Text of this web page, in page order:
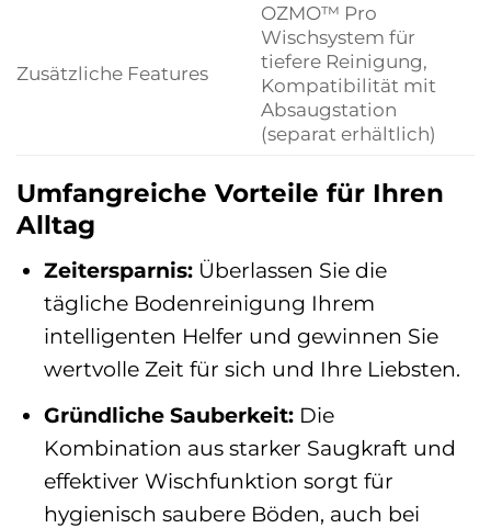
Zusätzliche Features
OZMO™ Pro
Wischsystem für
tiefere Reinigung,
Kompatibilität mit
Absaugstation
(separat erhältlich)
Umfangreiche Vorteile für Ihren
Alltag
Zeitersparnis:Überlassen Sie die
tägliche Bodenreinigung Ihrem
intelligenten Helfer und gewinnen Sie
wertvolle Zeit für sich und Ihre Liebsten.
Gründliche Sauberkeit:Die
Kombination aus starker Saugkraft und
effektiver Wischfunktion sorgt für
hygienisch saubere Böden, auch bei